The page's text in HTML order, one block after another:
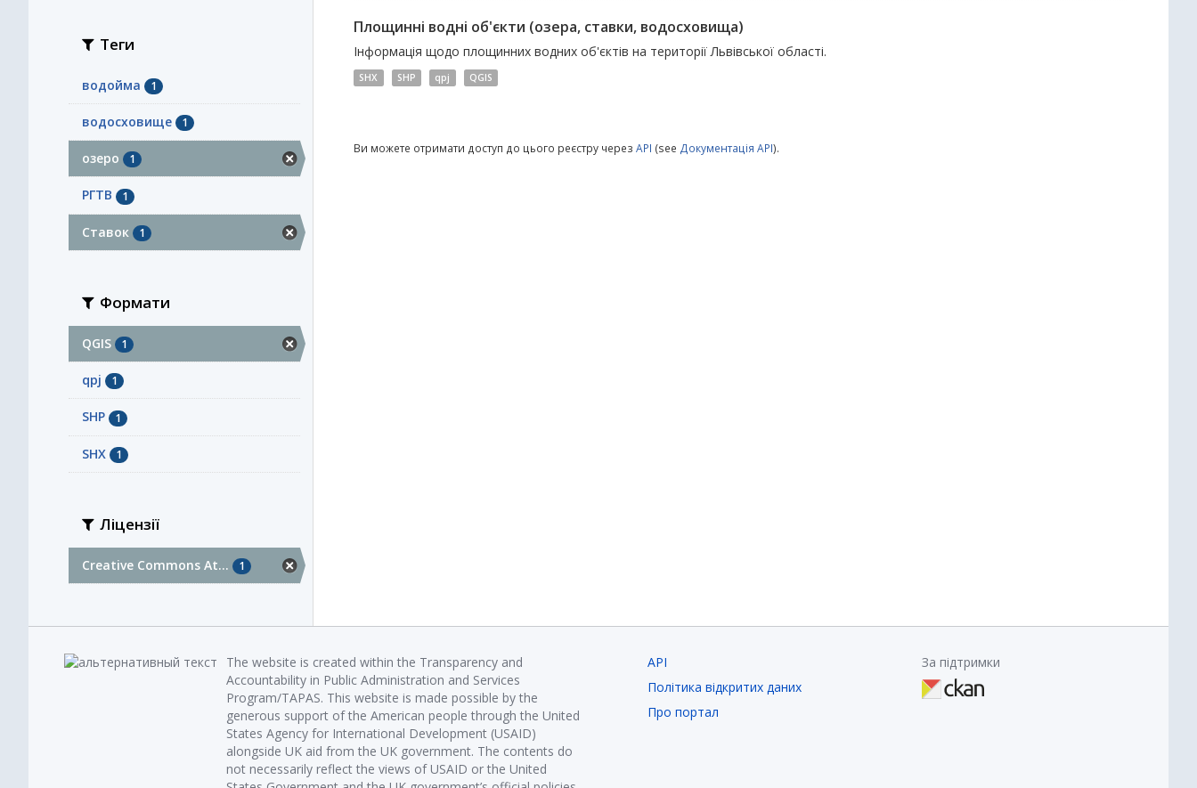
Теги
водойма 1
водосховище 1
озеро 1
РГТВ 1
Ставок 1
Формати
QGIS 1
qpj 1
SHP 1
SHX 1
Ліцензії
Creative Commons At... 1
Площинні водні об'єкти (озера, ставки, водосховища)
Інформація щодо площинних водних об'єктів на території Львівської області.
SHX SHP qpj QGIS
Ви можете отримати доступ до цього реєстру через API (see Документація API).
The website is created within the Transparency and
Accountability in Public Administration and Services
Program/TAPAS. This website is made possible by the
generous support of the American people through the United
States Agency for International Development (USAID)
alongside UK aid from the UK government. The contents do
not necessarily reflect the views of USAID or the United
API
Політика відкритих даних
Про портал
За підтримки